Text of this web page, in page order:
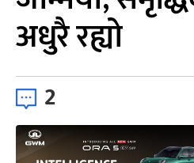
अधुरै रह्यो
2